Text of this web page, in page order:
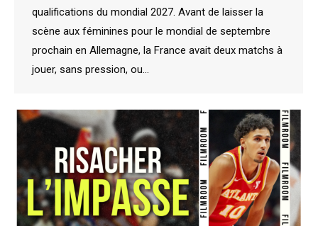
qualifications du mondial 2027. Avant de laisser la
scène aux féminines pour le mondial de septembre
prochain en Allemagne, la France avait deux matchs à
jouer, sans pression, ou…